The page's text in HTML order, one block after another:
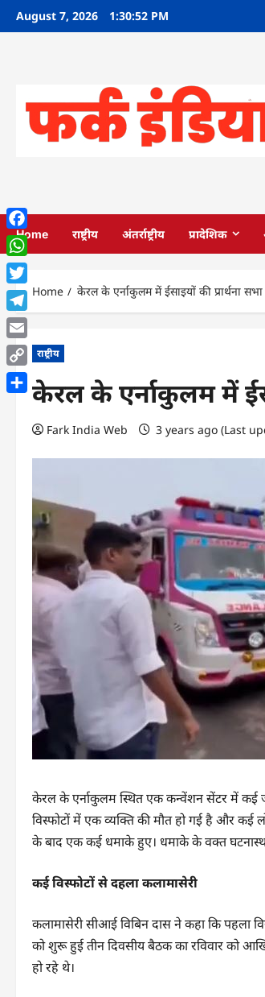
SkipAugust 7, 2026 1:30:53 PM
Home राष्ट्रीय अंतर्राष्ट्रीय प्रादेशिक
Home केरल के एर्नाकुलम में ईसाइयों की प्रार्थना
राष्ट्रीय
केरल के एर्नाकुलम में
Fark India Web 3 years ago (Last
केरल के एर्नाकुलम स्थित एक कन्वेंशन सेंटर में कई
विस्फोटों में एक व्यक्ति की मौत हो गई है और कई
के बाद एक कई धमाके हुए। धमाके के वक्त
कई विस्फोटों से दहला कलामासेरी
कलामासेरी सीआई विबिन दास ने कहा कि
को शुरू हुई तीन दिवसीय बैठक का रविवार को
हो रहे थे।
Facebook
WhatsApp
Twitter
Telegram
Email
Copy
Link
Share